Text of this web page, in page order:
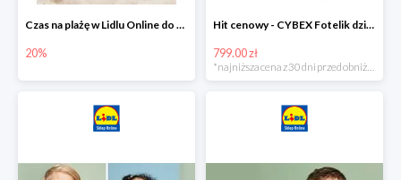
Czas na plażę w Lidlu Online do -20%
20%
Hit cenowy - CYBEX Fotelik dziecięcy samochodowy Pallasfix grupa I-III, 9-36 kg
799.00 zł